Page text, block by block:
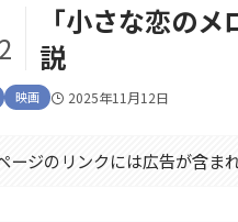
「小さな恋の
説
映画 2025年11月12日
ージのリンクには広告が含ま